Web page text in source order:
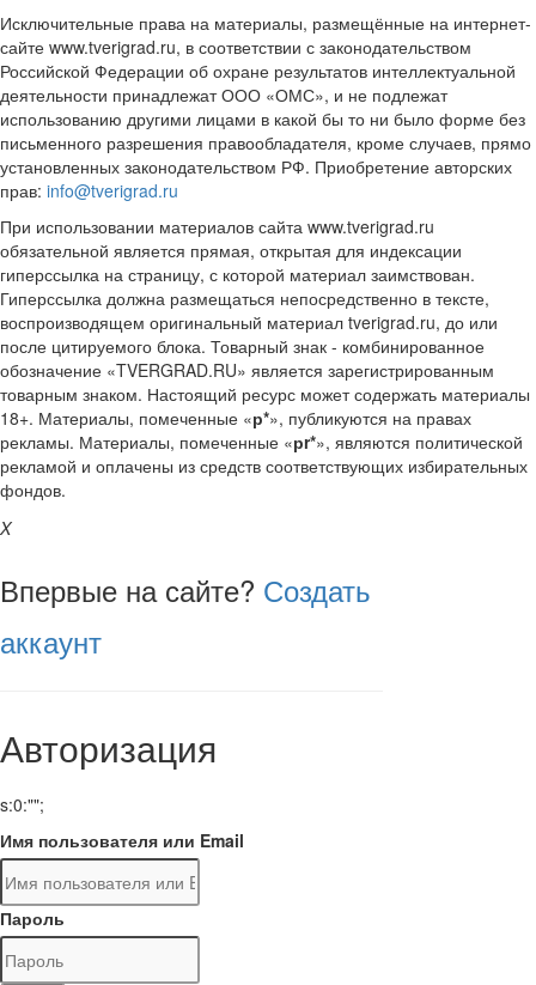
Исключительные права на материалы, размещённые на интернет-
сайте www.tverigrad.ru, в соответствии с законодательством
Российской Федерации об охране результатов интеллектуальной
деятельности принадлежат ООО «ОМС», и не подлежат
использованию другими лицами в какой бы то ни было форме без
письменного разрешения правообладателя, кроме случаев, прямо
установленных законодательством РФ. Приобретение авторских
прав: info@tverigrad.ru
При использовании материалов сайта www.tverigrad.ru
обязательной является прямая, открытая для индексации
гиперссылка на страницу, с которой материал заимствован.
Гиперссылка должна размещаться непосредственно в тексте,
воспроизводящем оригинальный материал tverigrad.ru, до или
после цитируемого блока. Товарный знак - комбинированное
обозначение «TVERGRAD.RU» является зарегистрированным
товарным знаком. Настоящий ресурс может содержать материалы
18+. Материалы, помеченные «р*», публикуются на правах
рекламы. Материалы, помеченные «рr*», являются политической
рекламой и оплачены из средств соответствующих избирательных
фондов.
X
Впервые на сайте? Создать
аккаунт
Авторизация
s:0:"";
Имя пользователя или Email
Пароль